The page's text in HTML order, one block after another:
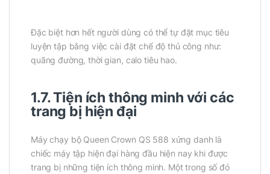
Đặc biệt hơn hết người dùng có thể tự đặt mục tiêu
luyện tập bằng việc cài đặt chế độ thủ công như:
quãng đường, thời gian, calo tiêu hao.
1.7. Tiện ích thông minh với các
trang bị hiện đại
Máy chạy bộ Queen Crown QS 588 xứng danh là
chiếc máy tập hiện đại hàng đầu hiện nay khi được
trang bị những tiện ích thông minh. Một trong số đó